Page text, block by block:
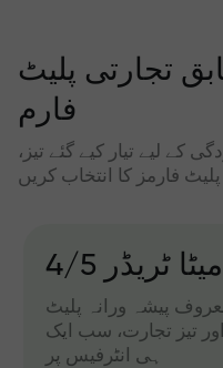
تجارتی پلیٹ
فارم
کے لیے تیار کیے گئے تیز،
فارمز کا انتخاب کریں
میٹا ٹریڈر 4/5
پیشہ ورانہ پلیٹ
تیز تجارت، سب ایک
ہی انٹرفیس پر